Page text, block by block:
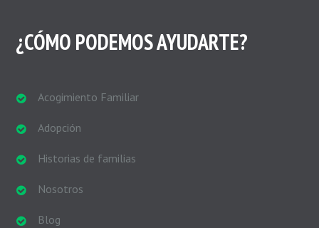
¿CÓMO PODEMOS AYUDARTE?
Acogimiento Familiar
Adopción
Historias de familias
Nosotros
Blog